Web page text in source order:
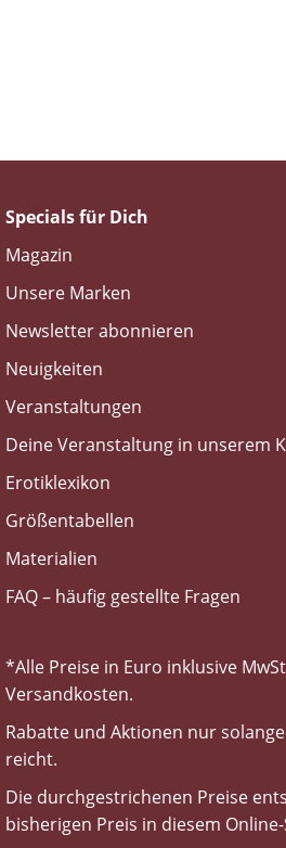
Specials für Dich
Magazin
Unsere Marken
Newsletter abonnieren
Neuigkeiten
Veranstaltungen
Deine Veranstaltung in unserem
Erotiklexikon
Größentabellen
Materialien
FAQ – häufig gestellte Fragen
*Alle Preise in Euro inklusive
Versandkosten.
Rabatte und Aktionen nur
reicht.
Die durchgestrichenen Preise
bisherigen Preis in diesem